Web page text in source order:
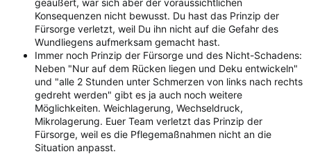
geäußert, war sich aber der voraussichtlichen
Konsequenzen nicht bewusst. Du hast das Prinzip der
Fürsorge verletzt, weil Du ihn nicht auf die Gefahr des
Wundliegens aufmerksam gemacht hast.
Immer noch Prinzip der Fürsorge und des Nicht-Schadens:
Neben "Nur auf dem Rücken liegen und Deku entwickeln"
und "alle 2 Stunden unter Schmerzen von links nach rechts
gedreht werden" gibt es ja auch noch weitere
Möglichkeiten. Weichlagerung, Wechseldruck,
Mikrolagerung. Euer Team verletzt das Prinzip der
Fürsorge, weil es die Pflegemaßnahmen nicht an die
Situation anpasst.